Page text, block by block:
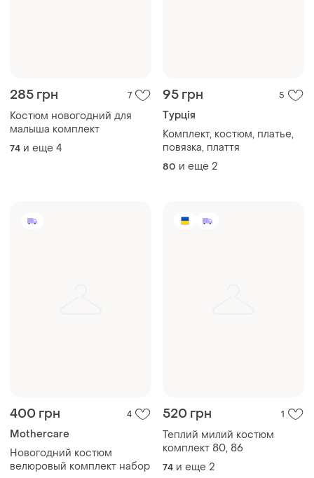
285 грн 7
Костюм новогодний для
малыша комплект
74 и еще 4
95 грн 5
Турція
Комплект, костюм, платье,
повязка, плаття
80 и еще 2
400 грн 4
Mothercare
Новогодний костюм
велюровый комплект набор
520 грн 1
Теплий милий костюм
комплект 80, 86
74 и еще 2